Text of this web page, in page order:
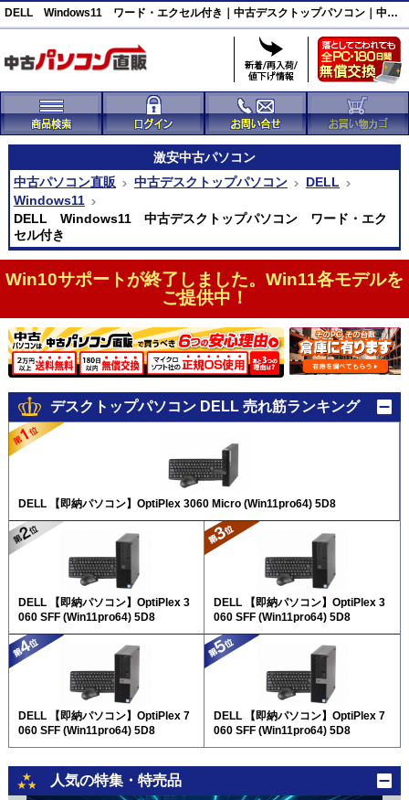
DELL Windows11 ワード・エクセル付き｜中古デスクトップパソコン｜中古パソコン直販
激安中古パソコン
中古パソコン直販
中古デスクトップパソコン
DELL
Windows11
DELL Windows11 中古デスクトップパソコン ワード・エク
セル付き
Win10サポートが終了しました。Win11各モデルを
ご提供中！
デスクトップパソコン DELL 売れ筋ランキング
DELL 【即納パソコン】OptiPlex 3060 Micro (Win11pro64) 5D8
DELL 【即納パソコン】OptiPlex 3
060 SFF (Win11pro64) 5D8
DELL 【即納パソコン】OptiPlex 3
060 SFF (Win11pro64) 5D8
DELL 【即納パソコン】OptiPlex 7
060 SFF (Win11pro64) 5D8
DELL 【即納パソコン】OptiPlex 7
060 SFF (Win11pro64) 5D8
人気の特集・特売品